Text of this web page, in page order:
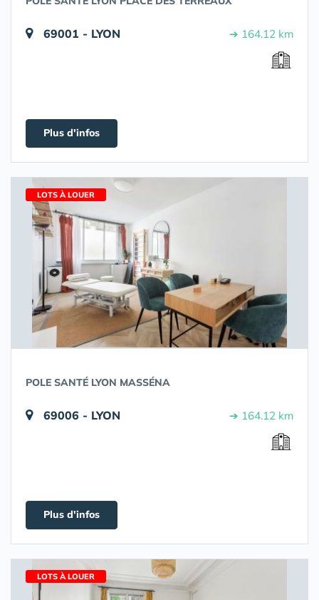
69001 - LYON ➔ 164.12 km
Plus d'infos
LOTS À LOUER
POLE SANTÉ LYON MASSÉNA
69006 - LYON ➔ 164.12 km
Plus d'infos
LOTS À LOUER